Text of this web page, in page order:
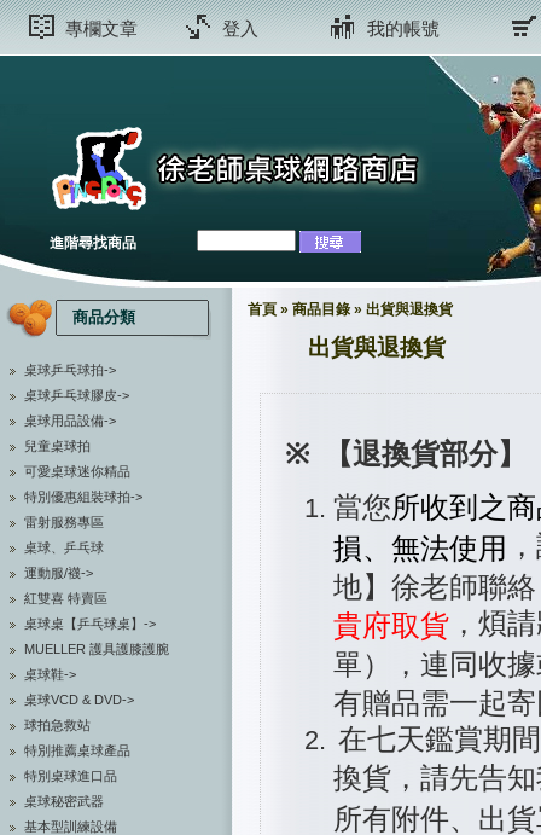
專欄文章 登入 我的帳號
進階尋找商品
商品分類
桌球乒乓球拍->
桌球乒乓球膠皮->
桌球用品設備->
兒童桌球拍
可愛桌球迷你精品
特別優惠組裝球拍->
雷射服務專區
桌球、乒乓球
運動服/襪->
紅雙喜 特賣區
桌球桌【乒乓球桌】->
MUELLER 護具護膝護腕
桌球鞋->
桌球VCD & DVD->
球拍急救站
特別推薦桌球產品
特別桌球進口品
桌球秘密武器
基本型訓練設備
首頁 » 商品目錄» 出貨與退換貨
出貨與退換貨
※
【退換貨部分】
當您所收到之
損、無法使用
地】徐老師聯
貴府取貨 ，煩
單），連同收
有贈品需一起
在七天鑑賞期
換貨，請先告
所有附件、出